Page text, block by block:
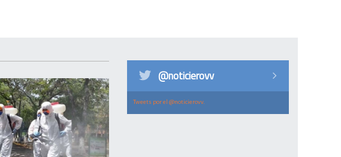
@noticierovv
Tweets por el @noticierovv.